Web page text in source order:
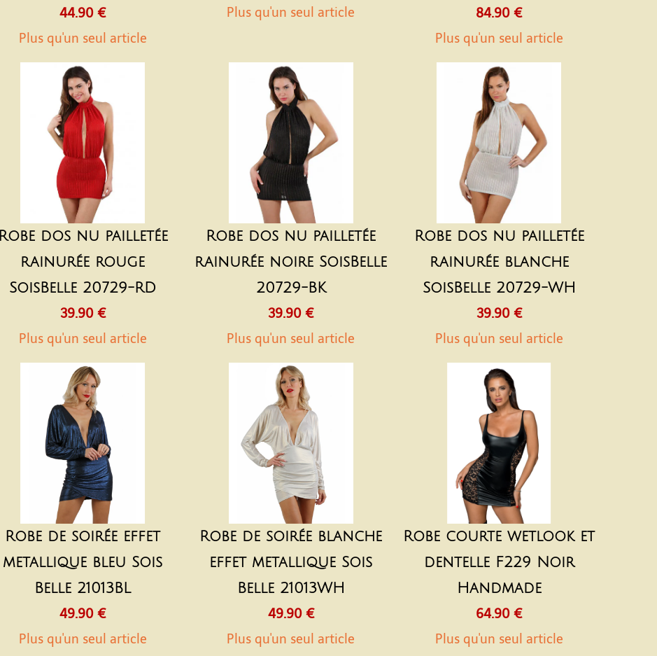
44.90 €
Plus qu'un seul article
Plus qu'un seul article
84.90 €
Plus qu'un seul article
Robe dos nu pailletée
rainurée rouge
SoisBelle 20729-RD
39.90 €
Plus qu'un seul article
Robe dos nu pailletée
rainurée noire SoisBelle
20729-BK
39.90 €
Plus qu'un seul article
Robe dos nu pailletée
rainurée blanche
SoisBelle 20729-WH
39.90 €
Plus qu'un seul article
Robe de soirée effet
metallique bleu Sois
Belle 21013BL
49.90 €
Plus qu'un seul article
Robe de soirée blanche
effet metallique Sois
Belle 21013WH
49.90 €
Plus qu'un seul article
Robe courte wetlook et
dentelle F229 Noir
Handmade
64.90 €
Plus qu'un seul article